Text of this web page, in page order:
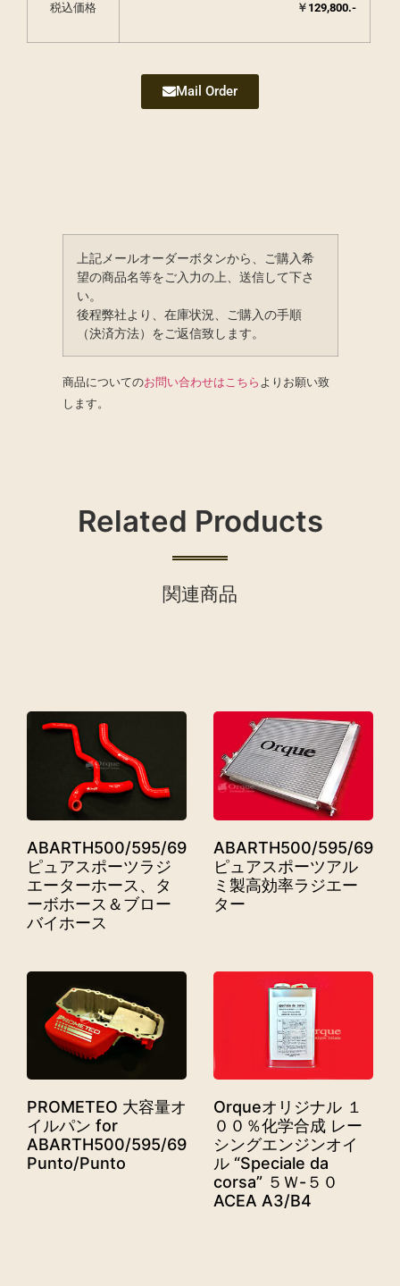
税込価格 ￥ 129,800.-
Mail Order
上記メールオーダーボタンから、ご購入希
望の商品名等をご入力の上、送信して下さ
い。
後程弊社より、在庫状況、ご購入の手順
（決済方法）をご返信致します。
商品についてのお問い合わせはこちら よりお願い致
します。
Related Products
関連商品
ABARTH500/595/695
ピュアスポーツラジ
エーターホース、タ
ーボホース＆ブロー
バイホース
ABARTH500/595/695
ピュアスポーツアル
ミ製高効率ラジエー
ター
PROMETEO 大容量オ
イルパン for
ABARTH500/595/695/Grande
Punto/Punto
Orqueオリジナル １
００％化学合成 レー
シングエンジンオイ
ル “Speciale da
corsa” ５Ｗ-５０
ACEA A3/B4